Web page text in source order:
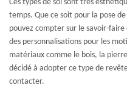
Ces types de sol sont très
temps. Que ce soit pour la pose
pouvez compter sur le savoir-faire
des personnalisations pour les
matériaux comme le bois, la
décidé à adopter ce type de
contacter.